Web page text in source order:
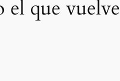
que vuelve